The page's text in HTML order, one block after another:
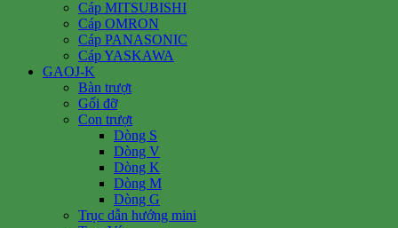
Cáp MITSUBISHI
Cáp OMRON
Cáp PANASONIC
Cáp YASKAWA
GAOJ-K
Bàn trượt
Gối đỡ
Con trượt
Dòng S
Dòng V
Dòng K
Dòng M
Dòng G
Trục dẫn hướng mini